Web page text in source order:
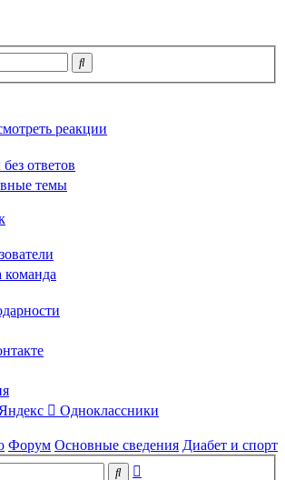
реакции
ответов
темы
Яндекс Одноклассники
Форум Основные сведения Диабет и спорт
Поиск